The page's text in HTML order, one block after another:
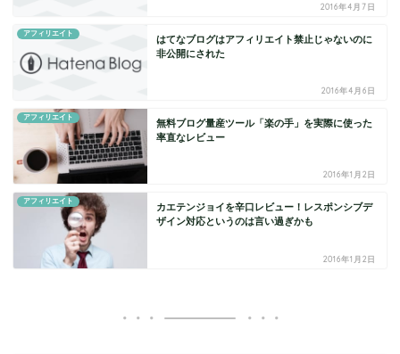
2016年4月7日
アフィリエイト
はてなブログはアフィリエイト禁止じゃないのに
非公開にされた
2016年4月6日
アフィリエイト
無料ブログ量産ツール「楽の手」を実際に使った
率直なレビュー
2016年1月2日
アフィリエイト
カエテンジョイを辛口レビュー！レスポンシブデ
ザイン対応というのは言い過ぎかも
2016年1月2日